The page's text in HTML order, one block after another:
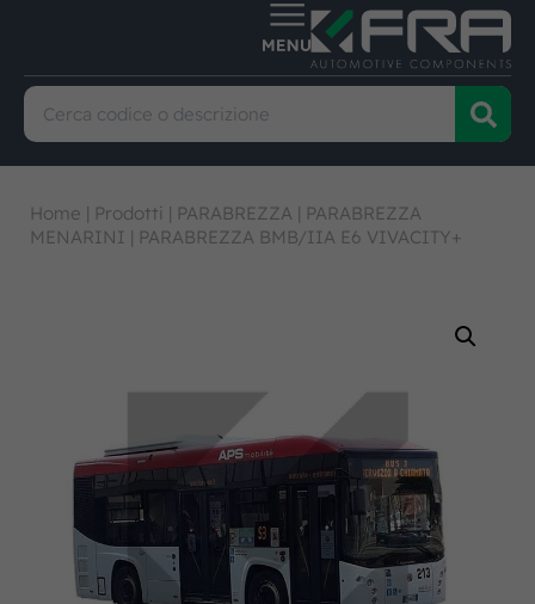
Home | Prodotti | PARABREZZA | PARABREZZA
MENARINI | PARABREZZA BMB/IIA E6 VIVACITY+